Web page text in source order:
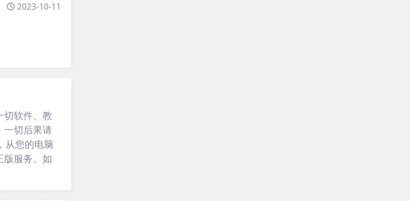
2023-10-11
切软件、教
一切后果请
从您的电脑
版服务。如